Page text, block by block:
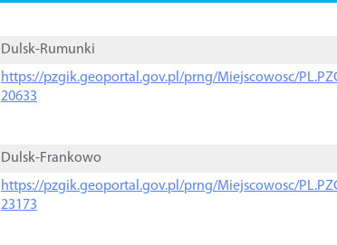
Dulsk-Rumunki
https://pzgik.geoportal.gov.pl/prng/Miejscowosc/
20633
Dulsk-Frankowo
https://pzgik.geoportal.gov.pl/prng/Miejscowosc/
23173